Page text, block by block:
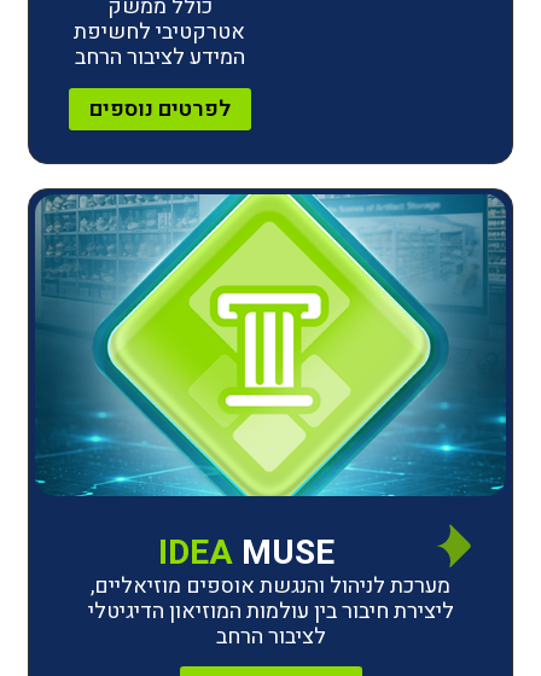
אטרקטיבי לחשיפת
המידע לציבור הרחב
IDEA MUSE
והנגשת אוספים מוזיאליים,
בין עולמות המוזיאון הדיגיטלי